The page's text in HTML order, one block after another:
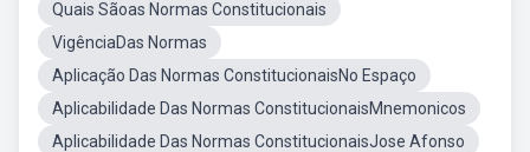
Quais Sãoas Normas Constitucionais
VigênciaDas Normas
Aplicação Das Normas ConstitucionaisNo Espaço
Aplicabilidade Das Normas ConstitucionaisMnemonicos
Aplicabilidade Das Normas ConstitucionaisJose Afonso